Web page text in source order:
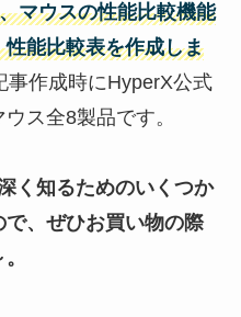
マウスの性能比較機能
能比較表を作成しま
事作成時にHyperX公式
ス全8製品です。
く知るためのいくつか
、ぜひお買い物の際